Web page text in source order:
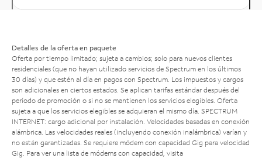
Detalles de la oferta en paquete
Oferta por tiempo limitado; sujeta a cambios; solo para nuevos clientes
residenciales (que no hayan utilizado servicios de Spectrum en los últimos
30 días) y que estén al día en pagos con Spectrum. Los impuestos y cargos
son adicionales en ciertos estados. Se aplican tarifas estándar después del
período de promoción o si no se mantienen los servicios elegibles. Oferta
sujeta a que los servicios elegibles se adquieran el mismo día. SPECTRUM
INTERNET: cargo adicional por instalación. Velocidades basadas en conexión
alámbrica. Las velocidades reales (incluyendo conexión inalámbrica) varían y
no están garantizadas. Se requiere módem con capacidad Gig para velocidad
Gig. Para ver una lista de módems con capacidad, visita